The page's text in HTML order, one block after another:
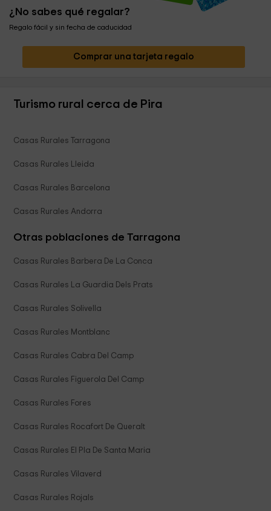
¿No sabes qué regalar?
Regalo fácil y sin fecha de caducidad
Comprar una tarjeta regalo
Turismo rural cerca de Pira
Casas Rurales Tarragona
Casas Rurales Lleida
Casas Rurales Barcelona
Casas Rurales Andorra
Otras poblaciones de Tarragona
Casas Rurales Barbera De La Conca
Casas Rurales La Guardia Dels Prats
Casas Rurales Solivella
Casas Rurales Montblanc
Casas Rurales Cabra Del Camp
Casas Rurales Figuerola Del Camp
Casas Rurales Fores
Casas Rurales Rocafort De Queralt
Casas Rurales El Pla De Santa Maria
Casas Rurales Vilaverd
Casas Rurales Rojals